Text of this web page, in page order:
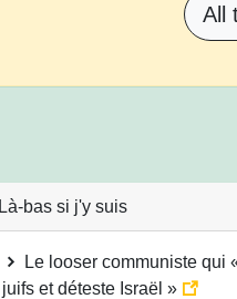
All
Là-bas si j'y suis
Le looser communiste qui
juifs et déteste Israël »